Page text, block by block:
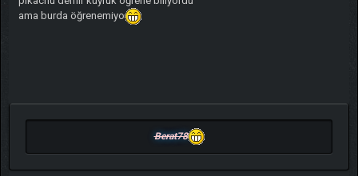
ama burda öğrenemiyo
Berat78